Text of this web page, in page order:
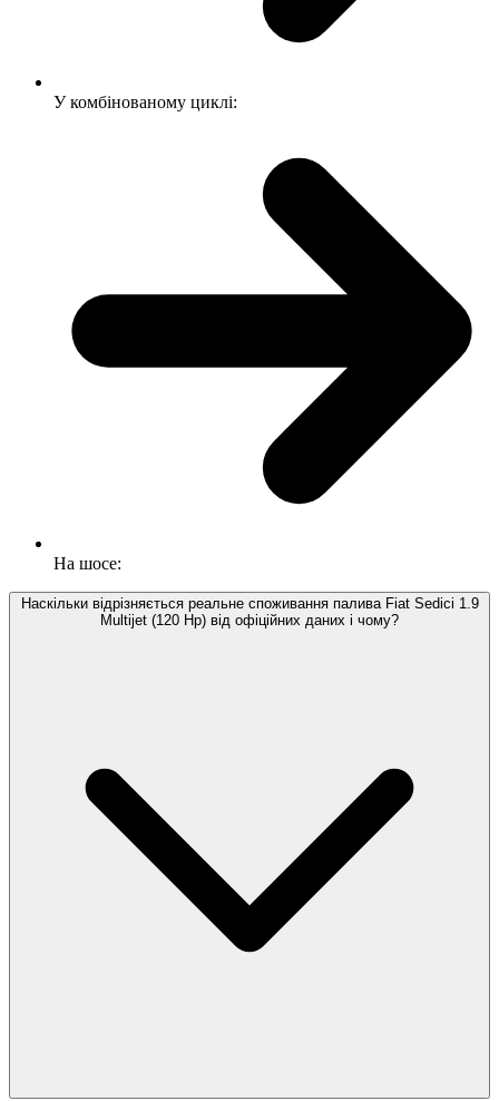
У комбінованому циклі:
На шосе:
Наскільки відрізняється реальне споживання палива Fiat Sedici 1.9
Multijet (120 Hp) від офіційних даних і чому?